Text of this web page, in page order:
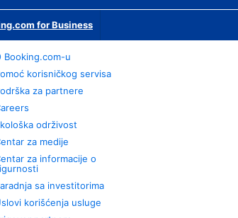
for Business
Booking.com-u
korisničkog servisa
za partnere
održivost
za medije
za informacije o
sa investitorima
korišćenja usluge